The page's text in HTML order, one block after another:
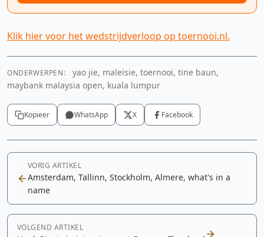
Klik hier voor het wedstrijdverloop op toernooi.nl.
ONDERWERPEN:
yao jie, maleisie, toernooi, tine baun,
maybank malaysia open, kuala lumpur
Kopieer WhatsApp X Facebook
VORIG ARTIKEL
Amsterdam, Tallinn, Stockholm, Almere, what's in a
name
VOLGEND ARTIKEL